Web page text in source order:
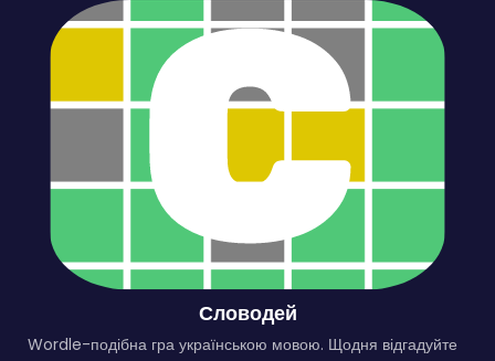
Словодей
Wordle-подібна гра українською мовою. Щодня відгадуйте